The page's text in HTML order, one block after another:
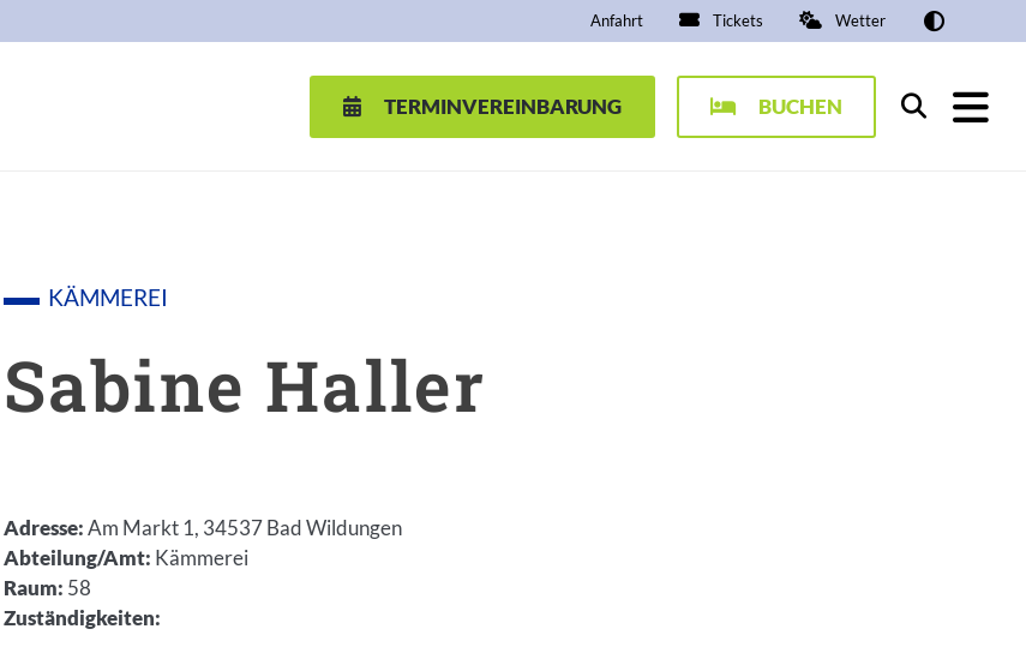
Anfahrt Tickets Wetter
TERMINVEREINBARUNG BUCHEN Suchen
Sabine Haller
KÄMMEREI
Adresse:Am Markt 1, 34537 Bad Wildungen
Abteilung/Amt: Kämmerei
Raum: 58
Zuständigkeiten: